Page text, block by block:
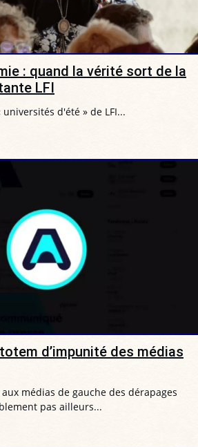
: quand la vérité sort de la
LFI
d'été » de LFI...
d’impunité des médias
médias de gauche des dérapages
pas ailleurs...